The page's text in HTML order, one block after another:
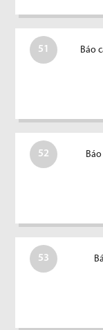
51 Báo
52
53